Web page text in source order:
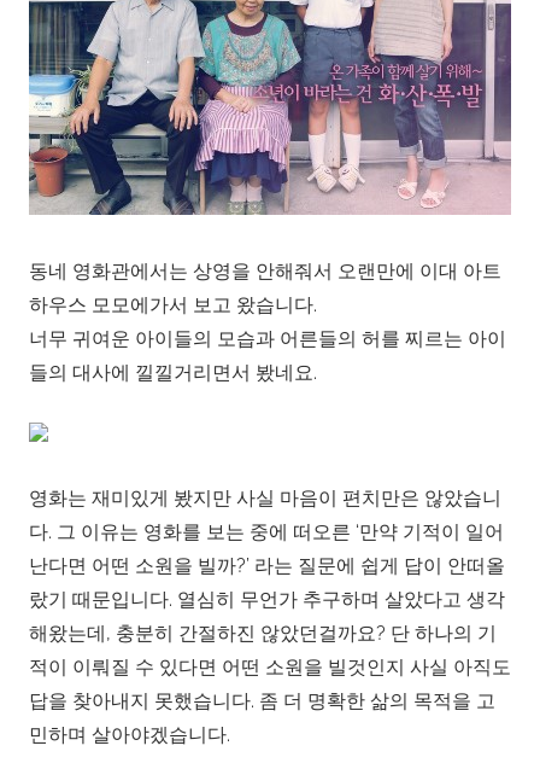
동네 영화관에서는 상영을 안해줘서 오랜만에 이대 아트
하우스 모모에가서 보고 왔습니다.
너무 귀여운 아이들의 모습과 어른들의 허를 찌르는 아이
들의 대사에 낄낄거리면서 봤네요.
영화는 재미있게 봤지만 사실 마음이 편치만은 않았습니
다. 그 이유는 영화를 보는 중에 떠오른 ‘만약 기적이 일어
난다면 어떤 소원을 빌까?’ 라는 질문에 쉽게 답이 안떠올
랐기 때문입니다. 열심히 무언가 추구하며 살았다고 생각
해왔는데, 충분히 간절하진 않았던걸까요? 단 하나의 기
적이 이뤄질 수 있다면 어떤 소원을 빌것인지 사실 아직도
답을 찾아내지 못했습니다. 좀 더 명확한 삶의 목적을 고
민하며 살아야겠습니다.